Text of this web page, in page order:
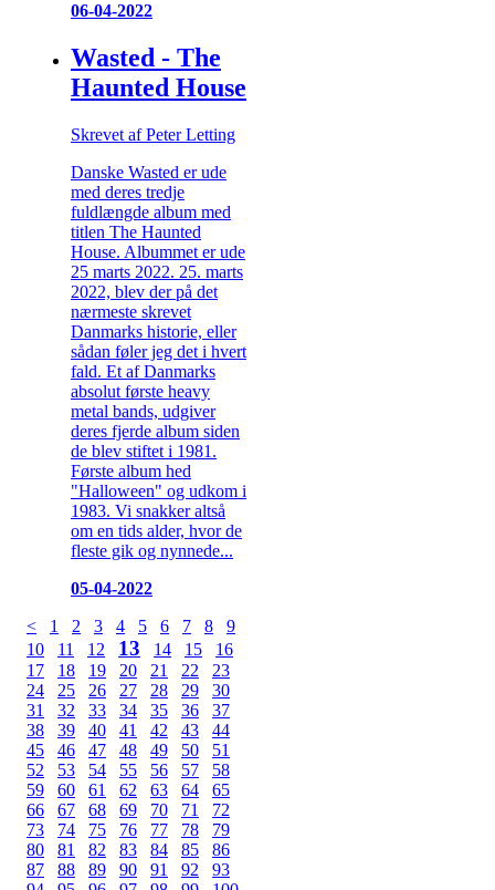
06-04-2022
Wasted - The
Haunted House
Skrevet af Peter Letting
Danske Wasted er ude
med deres tredje
fuldlængde album med
titlen The Haunted
House. Albummet er ude
25 marts 2022. 25. marts
2022, blev der på det
nærmeste skrevet
Danmarks historie, eller
sådan føler jeg det i hvert
fald. Et af Danmarks
absolut første heavy
metal bands, udgiver
deres fjerde album siden
de blev stiftet i 1981.
Første album hed
"Halloween" og udkom i
1983. Vi snakker altså
om en tids alder, hvor de
fleste gik og nynnede...
05-04-2022
<
1 2 3 4 5 6 7 8
9
10
11 12 13 14 15
16
17
18 19 20 21 22
23
24
25 26 27 28 29
30
31
32 33 34 35 36
37
38
39 40 41 42 43
44
45
46 47 48 49 50
51
52
53 54 55 56 57
58
59
60 61 62 63 64
65
66
67 68 69 70 71
72
73
74 75 76 77 78
79
80
81 82 83 84 85
86
87
88 89 90 91 92
93